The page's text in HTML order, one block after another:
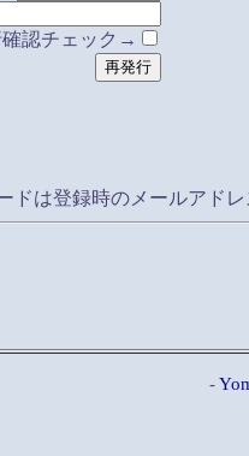
認チェック→
ドは登録時のメールアド
-